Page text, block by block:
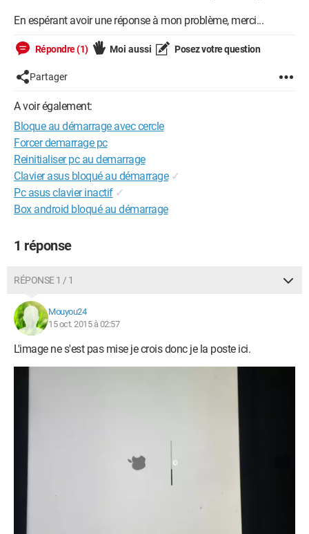
En espérant avoir une réponse à mon problème, merci...
Répondre (1) Moi aussi Posez votre question
Partager
A voir également:
Bloque au démarrage avec cercle
Forcer demarrage pc
Reinitialiser pc au demarrage
Clavier asus bloqué au démarrage ✓
Pc asus clavier inactif ✓
Box android bloqué au démarrage
1 réponse
RÉPONSE 1 / 1
Mouyou24
15 oct. 2015 à 02:57
L'image ne s'est pas mise je crois donc je la poste ici.